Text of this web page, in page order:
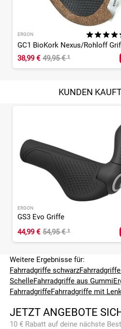
ERGON
GC1 BioKork Nexus/Rohloff
38,99 € 49,95 €¹
KUNDEN
ERGON
GS3 Evo Griffe
44,99 € 54,95 €¹
Weitere Ergebnisse für:
Fahrradgriffe schwarz
SchelleFahrradgriffe aus Gummi
FahrradgriffeFahrradgriffe mit
JETZT ANGEBOTE
10 € Rabatt auf deine nächste